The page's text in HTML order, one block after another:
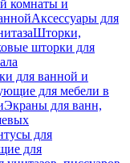
комнаты и
Аксессуары для
Шторки,
шторки для
для ванной и
для мебели в
Экраны для ванн,
для
для